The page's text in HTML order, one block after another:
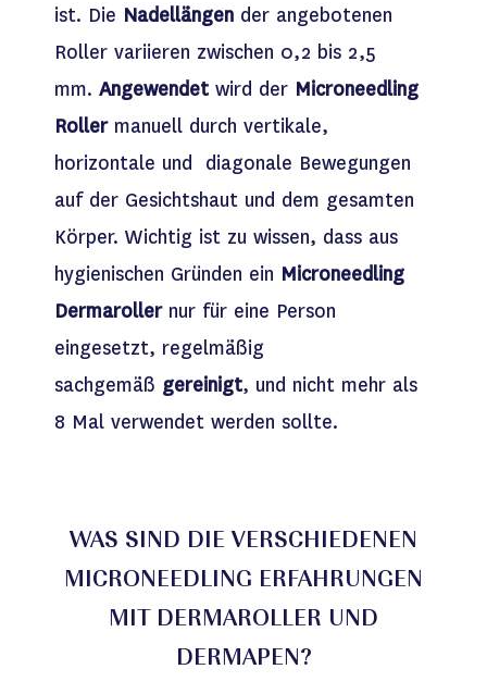
ist. Die Nadellängen der angebotenen
Roller variieren zwischen 0,2 bis 2,5
mm. Angewendet wird der Microneedling
Rollermanuell durch vertikale,
horizontale und diagonale Bewegungen
auf der Gesichtshaut und dem gesamten
Körper. Wichtig ist zu wissen, dass aus
hygienischen Gründen ein Microneedling
Dermarollernur für eine Person
eingesetzt, regelmäßig
sachgemäß gereinigt, und nicht mehr als
8 Mal verwendet werden sollte.
WAS SIND DIE VERSCHIEDENEN
MICRONEEDLING ERFAHRUNGEN
MIT DERMAROLLER UND
DERMAPEN?